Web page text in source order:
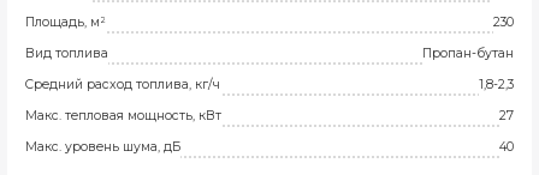
Площадь, м²
230
Вид топлива
Пропан-бутан
Средний расход топлива, кг/ч
1,8-2,3
Макс. тепловая мощность, кВт
27
Макс. уровень шума, дБ
40